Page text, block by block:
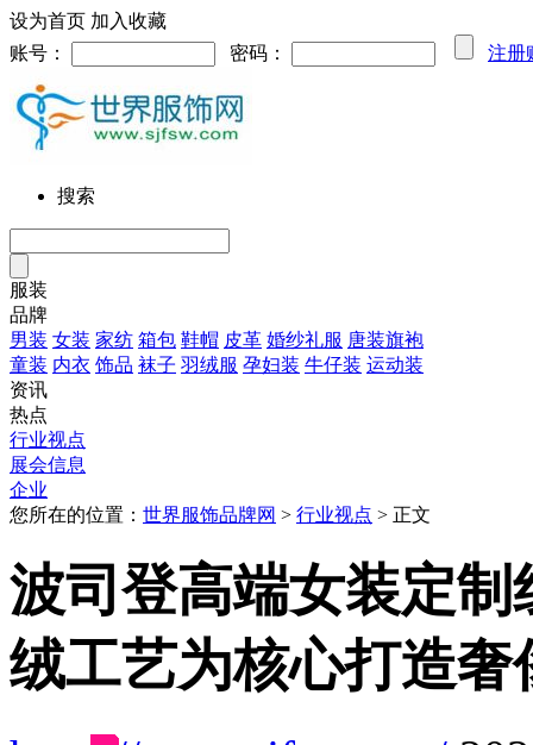
设为首页 加入收藏
账号：
密码： 注册
搜索
服装
品牌
男装 女装 家纺 箱包 鞋帽 皮革 婚纱礼服 唐装旗袍
童装 内衣 饰品 袜子 羽绒服 孕妇装 牛仔装 运动装
资讯
热点
行业视点
展会信息
企业
您所在的位置： 世界服饰品牌网 > 行业视点 > 正文
波司登高端女装定制
绒工艺为核心打造奢